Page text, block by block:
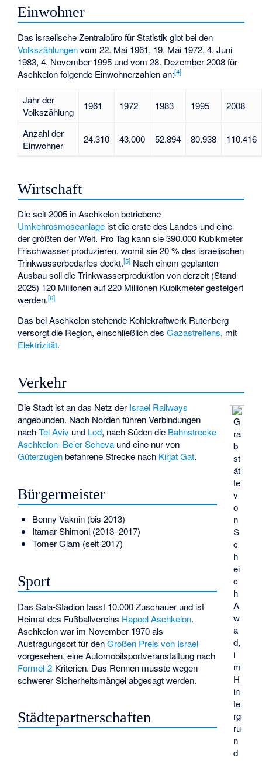
Einwohner
Das israelische Zentralbüro für Statistik gibt bei den
Volkszählungenvom 22. Mai 1961, 19. Mai 1972, 4. Juni
1983, 4. November 1995 und vom 28. Dezember 2008 für
Aschkelon folgende Einwohnerzahlen an:[4]
Jahr der
Volkszählung
1961 1972 1983 1995 2008
Anzahl der
Einwohner
24.310 43.000 52.894 80.938 110.416
Wirtschaft
Die seit 2005 in Aschkelon betriebene
Umkehrosmoseanlage ist die erste des Landes und eine
der größten der Welt. Pro Tag kann sie 390.000 Kubikmeter
Frischwasser produzieren, womit sie 20 % des israelischen
Trinkwasserbedarfes deckt.[5] Nach einem geplanten
Ausbau soll die Trinkwasserproduktion von derzeit (Stand
2025) 120 Millionen auf 220 Millionen Kubikmeter gesteigert
werden.[6]
Das bei Aschkelon stehende Kohlekraftwerk Rutenberg
versorgt die Region, einschließlich desGazastreifens, mit
Elektrizität.
Verkehr
G
ra
b
st
ät
te
v
o
n
S
c
h
ei
c
h
A
w
a
d,
i
m
H
in
te
rg
ru
n
d
Die Stadt ist an das Netz der Israel Railways
angebunden. Nach Norden führen Verbindungen
nachTel Aviv und Lod, nach Süden die Bahnstrecke
Aschkelon–Be’er Scheva und eine nur von
Güterzügenbefahrene Strecke nach Kirjat Gat.
Bürgermeister
Benny Vaknin (bis 2013)
Itamar Shimoni (2013–2017)
Tomer Glam (seit 2017)
Sport
DasSala-Stadionfasst 10.000 Zuschauer und ist
Heimat des Fußballvereins Hapoel Aschkelon.
Aschkelon war im November 1970 als
Austragungsort für denGroßen Preis von Israel
vorgesehen, eine Automobilsportveranstaltung nach
Formel-2-Kriterien. Das Rennen musste wegen
schwerer Sicherheitsmängel abgesagt werden.
Städtepartnerschaften